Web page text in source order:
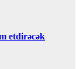
etdirəcək